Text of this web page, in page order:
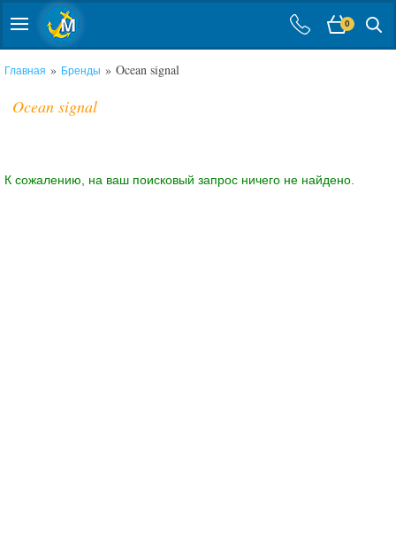
0
Главная » Бренды » Ocean signal
Ocean signal
К сожалению, на ваш поисковый запрос ничего не найдено.